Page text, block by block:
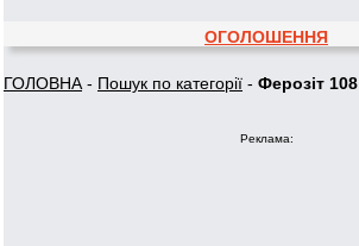
ОГОЛОШЕННЯ
ГОЛОВНА - Пошук по категорії - Ферозіт 108
Реклама: